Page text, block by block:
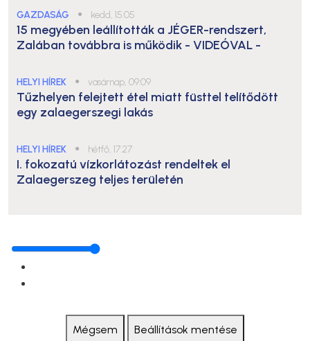
GAZDASÁG ● kedd, 15:05
15 megyében leállították a JÉGER-rendszert,
Zalában továbbra is működik - VIDEÓVAL -
HELYI HÍREK ● vasárnap, 09:09
Tűzhelyen felejtett étel miatt füsttel telítődött
egy zalaegerszegi lakás
HELYI HÍREK ● hétfő, 17:27
I. fokozatú vízkorlátozást rendeltek el
Zalaegerszeg teljes területén
Mégsem Beállítások mentése